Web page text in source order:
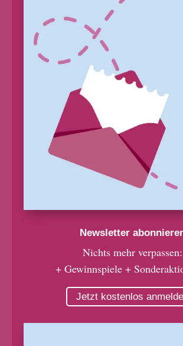
Newsletter
Nichts mehr verpassen:
+ Gewinnspiele +
Jetzt kostenlos